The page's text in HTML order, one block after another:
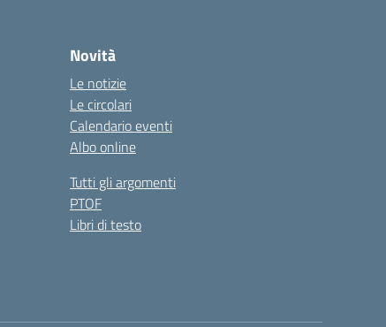
Novità
Le notizie
Le circolari
Calendario eventi
Albo online
Tutti gli argomenti
PTOF
Libri di testo